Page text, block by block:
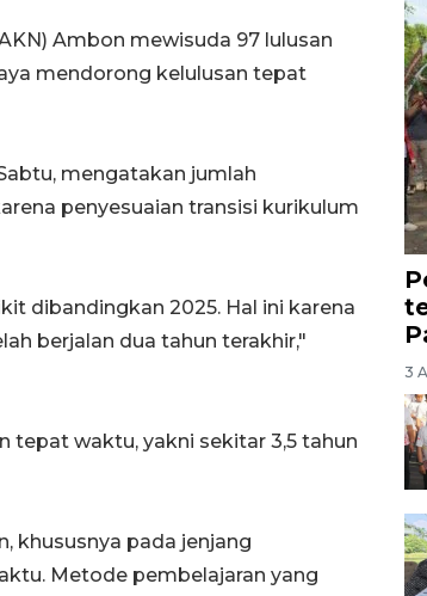
Ambon mewisuda 97 lulusan
mendorong kelulusan tepat
mengatakan jumlah
penyesuaian transisi kurikulum
dibandingkan 2025. Hal ini karena
berjalan dua tahun terakhir,"
tepat waktu, yakni sekitar 3,5 tahun
khususnya pada jenjang
Metode pembelajaran yang
3